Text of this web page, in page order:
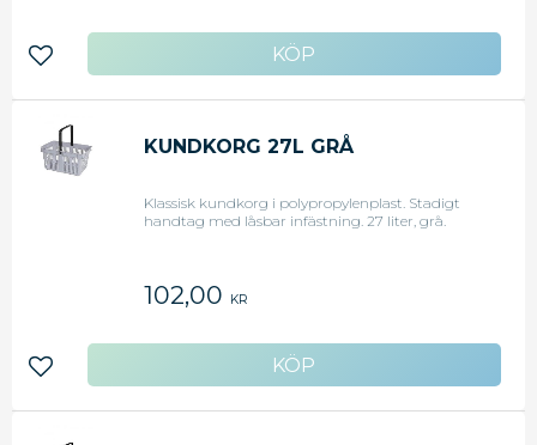
Lägg till i favoriter
KUNDKORG 27L GRÅ
Klassisk kundkorg i polypropylenplast. Stadigt
handtag med låsbar infästning. 27 liter, grå.
102,00 KR
Lägg till i favoriter